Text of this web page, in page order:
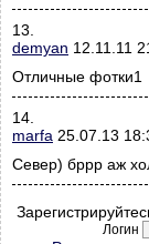
13.
demyan 12.11.11
Отличные фотки1
14.
marfa 25.07.13
Север) бррр аж
Логин